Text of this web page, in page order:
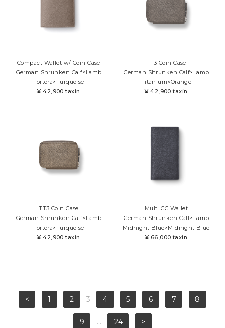
Compact Wallet w/ Coin Case
German Shrunken Calf×Lamb
Tortora×Turquoise
¥ 42,900 taxin
TT3 Coin Case
German Shrunken Calf×Lamb
Titanium×Orange
¥ 42,900 taxin
TT3 Coin Case
German Shrunken Calf×Lamb
Tortora×Turquoise
¥ 42,900 taxin
Multi CC Wallet
German Shrunken Calf×Lamb
Midnight Blue×Midnight Blue
¥ 66,000 taxin
< 1 2 3 4 5 6 7 8
9 ... 24 >